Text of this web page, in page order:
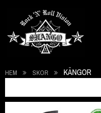
HEM SKOR KÄNGOR